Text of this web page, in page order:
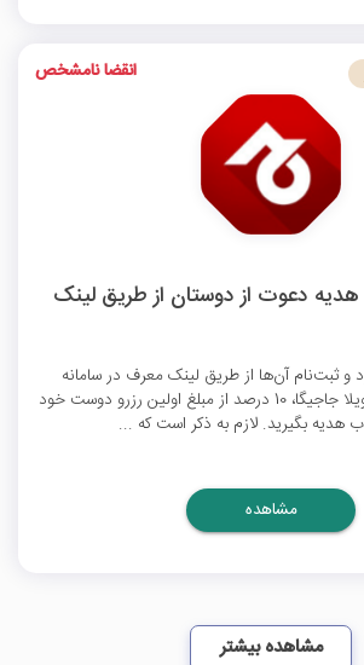
هدیه دعوت از دوستان از طریق لینک
و ثبت‌نام آن‌ها از طریق لینک معرف در سامانه
آنلاین رزرو اقامتگاه و ویلا جاجیگا، 10 درصد از مبلغ اولین رزرو دوست خود
هدیه بگیرید. لازم به ذکر است که ...
انقضا نامشخص
مشاهده
مشاهده بیشتر